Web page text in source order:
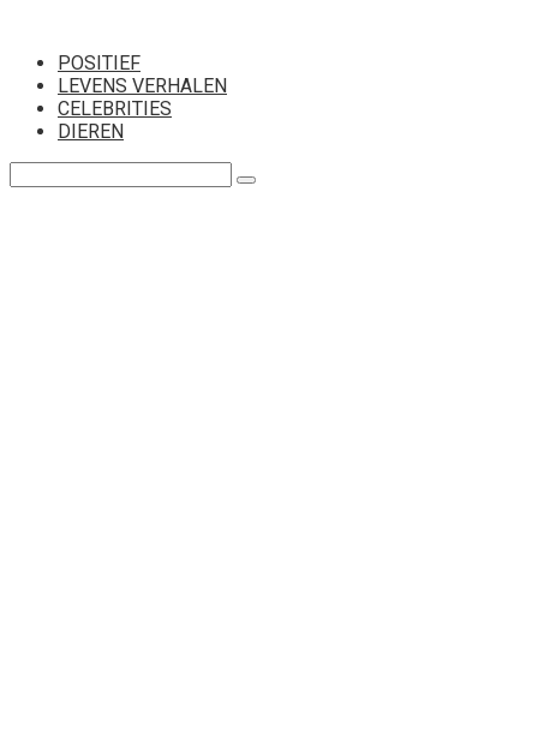
контентуPOSITIEF
LEVENS VERHALEN
CELEBRITIES
DIEREN